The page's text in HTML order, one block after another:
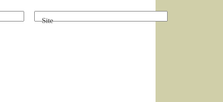
Site